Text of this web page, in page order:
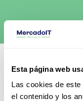
Esta página web
Las cookies de
el contenido y los